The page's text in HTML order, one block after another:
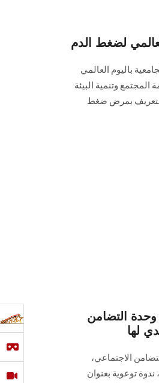
لضغط الدم
باليوم العالمي
وتنمية البيئة
للتعريف بمرض ضغط
التضامن
الاجتماعي،
توعوية بعنوان